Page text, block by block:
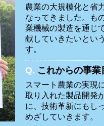
農業の大規模化と省
なってきました。も
業機械の製造を通じ
献していきたいとい
す。
Q. これからの事業
スマート農業の実現
取り入れた製品開発
に、技術革新にもし
めざしていきます。